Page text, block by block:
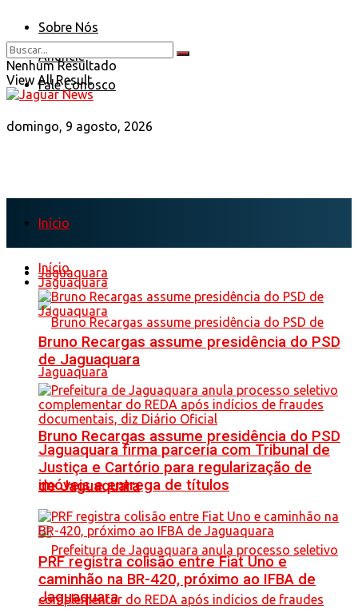
Sobre Nós
Anuncie
Fale Conosco
domingo, 9 agosto, 2026
Nenhum Resultado
View All Result
Início
Jaguaquara
Bruno Recargas assume presidência do PSD
de Jaguaquara
Início
Jaguaquara
Bruno Recargas assume presidência do PSD
de Jaguaquara
Jaguaquara firma parceria com Tribunal de
Justiça e Cartório para regularização de
imóveis e entrega de títulos
PRF registra colisão entre Fiat Uno e
caminhão na BR-420, próximo ao IFBA de
Jaguaquara